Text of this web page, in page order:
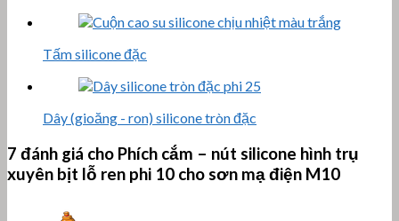
Tấm silicone đặc
Dây (gioăng - ron) silicone tròn đặc
7 đánh giá cho Phích cắm – nút silicone hình trụ
xuyên bịt lỗ ren phi 10 cho sơn mạ điện M10